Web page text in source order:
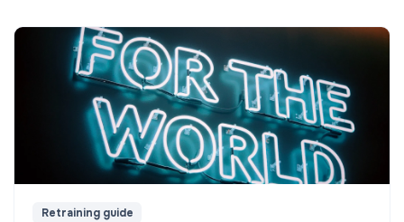
Retraining guide